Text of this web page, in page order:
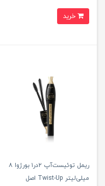
ریمل توئیست‌آپ ۲در۱ بورژوا ۸
میلی‌لیتر Twist-Up اصل